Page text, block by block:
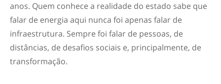
anos. Quem conhece a realidade do estado sabe que
falar de energia aqui nunca foi apenas falar de
infraestrutura. Sempre foi falar de pessoas, de
distâncias, de desafios sociais e, principalmente, de
transformação.